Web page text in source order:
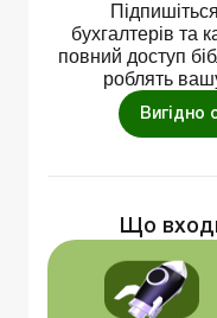
бухгалтерів та
повний доступ
роблять
Вигідно
Що